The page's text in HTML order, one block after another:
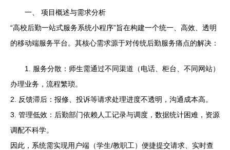
一、 项目概述与需求分析
“高校后勤一站式服务系统小程序”旨在构建一个统一、高效、透明
的移动端服务平台。其核心需求源于对传统后勤服务痛点的解决：
1. 服务分散：师生需通过不同渠道（电话、柜台、不同网站）
办理业务，流程繁琐。
2. 反馈滞后：报修、投诉等请求处理进度不透明，沟通成本高。
3. 管理低效：后勤部门依赖人工记录与调度，数据统计困难，资源
调配不科学。
因此，系统需实现用户端（学生/教职工）便捷提交请求、实时查